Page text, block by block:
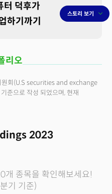
터 덕후가
하기까기
스토리 보기
리오
회(U.S securities and exchange
준으로 작성 되었으며, 현재
2023
개 종목을 확인해보세요!
기 기준)